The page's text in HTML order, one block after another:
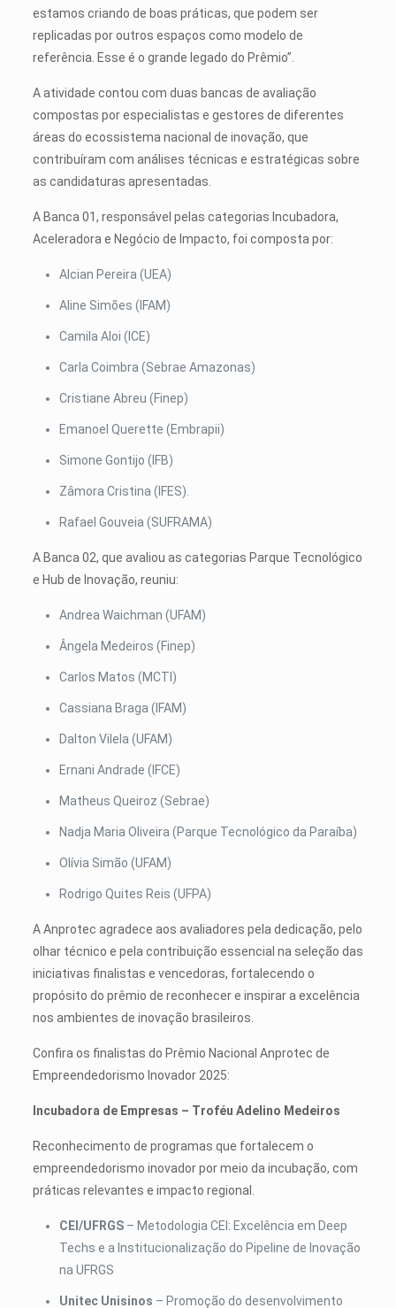
estamos criando de boas práticas, que podem ser
replicadas por outros espaços como modelo de
referência. Esse é o grande legado do Prêmio”.
A atividade contou com duas bancas de avaliação
compostas por especialistas e gestores de diferentes
áreas do ecossistema nacional de inovação, que
contribuíram com análises técnicas e estratégicas sobre
as candidaturas apresentadas.
A Banca 01, responsável pelas categorias Incubadora,
Aceleradora e Negócio de Impacto, foi composta por:
Alcian Pereira (UEA)
Aline Simões (IFAM)
Camila Aloi (ICE)
Carla Coimbra (Sebrae Amazonas)
Cristiane Abreu (Finep)
Emanoel Querette (Embrapii)
Simone Gontijo (IFB)
Zâmora Cristina (IFES).
Rafael Gouveia (SUFRAMA)
A Banca 02, que avaliou as categorias Parque Tecnológico
e Hub de Inovação, reuniu:
Andrea Waichman (UFAM)
Ângela Medeiros (Finep)
Carlos Matos (MCTI)
Cassiana Braga (IFAM)
Dalton Vilela (UFAM)
Ernani Andrade (IFCE)
Matheus Queiroz (Sebrae)
Nadja Maria Oliveira (Parque Tecnológico da Paraíba)
Olívia Simão (UFAM)
Rodrigo Quites Reis (UFPA)
A Anprotec agradece aos avaliadores pela dedicação, pelo
olhar técnico e pela contribuição essencial na seleção das
iniciativas finalistas e vencedoras, fortalecendo o
propósito do prêmio de reconhecer e inspirar a excelência
nos ambientes de inovação brasileiros.
Confira os finalistas do Prêmio Nacional Anprotec de
Empreendedorismo Inovador 2025:
Incubadora de Empresas – Troféu Adelino Medeiros
Reconhecimento de programas que fortalecem o
empreendedorismo inovador por meio da incubação, com
práticas relevantes e impacto regional.
CEI/UFRGS– Metodologia CEI: Excelência em Deep
Techs e a Institucionalização do Pipeline de Inovação
na UFRGS
Unitec Unisinos – Promoção do desenvolvimento